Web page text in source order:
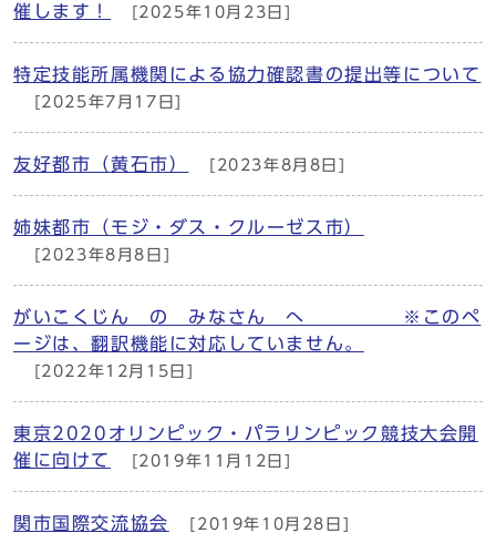
催します！
[2025年10月23日]
特定技能所属機関による協力確認書の提出等について
[2025年7月17日]
友好都市（黄石市） [2023年8月8日]
姉妹都市（モジ・ダス・クルーゼス市）
[2023年8月8日]
がいこくじん の みなさん へ ※このペ
ージは、翻訳機能に対応していません。
[2022年12月15日]
東京2020オリンピック・パラリンピック競技大会開
催に向けて
[2019年11月12日]
関市国際交流協会 [2019年10月28日]